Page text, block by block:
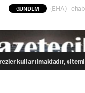
GÜNDEM (EHA) -
kullanılmaktadır,